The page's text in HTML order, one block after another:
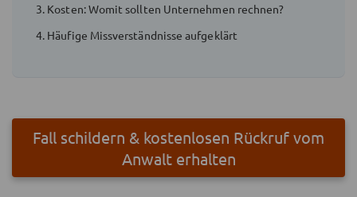
3. Kosten: Womit sollten Unternehmen rechnen?
4. Häufige Missverständnisse aufgeklärt
Fall schildern & kostenlosen Rückruf vom
Anwalt erhalten